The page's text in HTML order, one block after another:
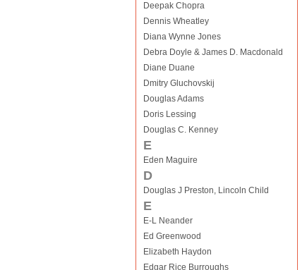
Deepak Chopra
Dennis Wheatley
Diana Wynne Jones
Debra Doyle & James D. Macdonald
Diane Duane
Dmitry Gluchovskij
Douglas Adams
Doris Lessing
Douglas C. Kenney
E
Eden Maguire
D
Douglas J Preston, Lincoln Child
E
E-L Neander
Ed Greenwood
Elizabeth Haydon
Edgar Rice Burroughs